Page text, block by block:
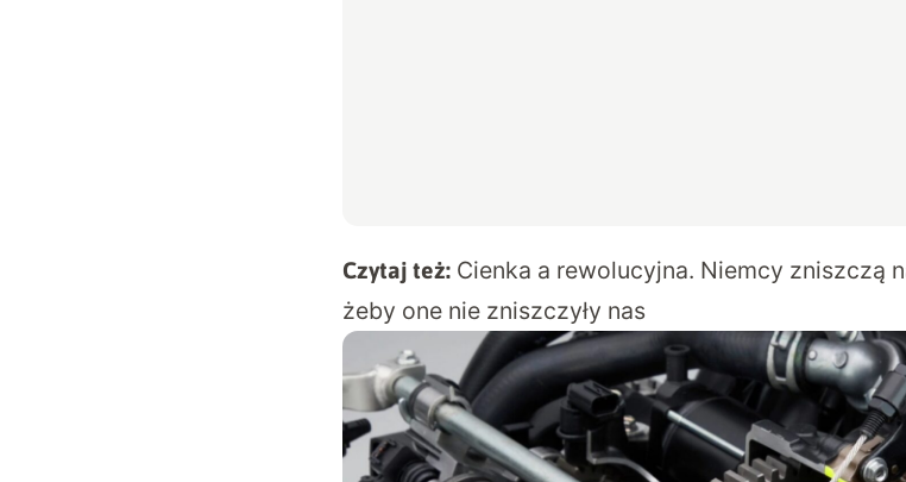
Czytaj też: Cienka a rewolucyjna. Niemcy zniszczą
żeby one nie zniszczyły nas